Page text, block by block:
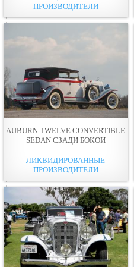
ПРОИЗВОДИТЕЛИ
AUBURN TWELVE CONVERTIBLE
SEDAN СЗАДИ БОКОИ
ЛИКВИДИРОВАННЫЕ
ПРОИЗВОДИТЕЛИ